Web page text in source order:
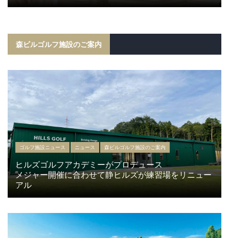
森ビルゴルフ施設のご案内
ゴルフ施設ニュース ニュース 森ビルゴルフ施設のご案内
ヒルズゴルフアカデミーがプロデュース
メジャー開催に合わせて静ヒルズが練習場をリニュー
アル